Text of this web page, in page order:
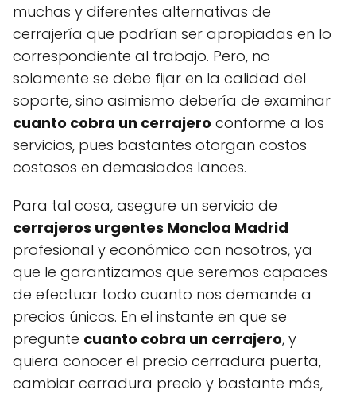
muchas y diferentes alternativas de
cerrajería que podrían ser apropiadas en lo
correspondiente al trabajo. Pero, no
solamente se debe fijar en la calidad del
soporte, sino asimismo debería de examinar
cuanto cobra un cerrajero conforme a los
servicios, pues bastantes otorgan costos
costosos en demasiados lances.
Para tal cosa, asegure un servicio de
cerrajeros urgentes Moncloa Madrid
profesional y económico con nosotros, ya
que le garantizamos que seremos capaces
de efectuar todo cuanto nos demande a
precios únicos. En el instante en que se
pregunte cuanto cobra un cerrajero, y
quiera conocer el precio cerradura puerta,
cambiar cerradura precio y bastante más,